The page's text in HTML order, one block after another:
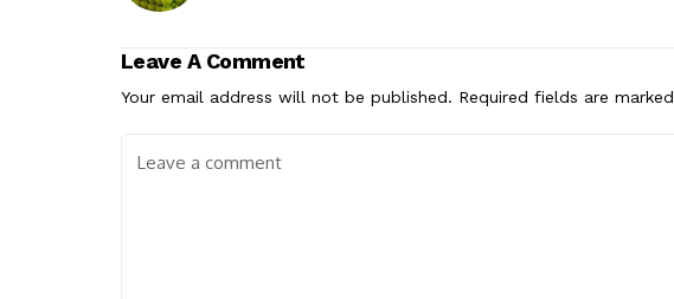
Leave A Comment
Your email address will not be published. Required fields are marked